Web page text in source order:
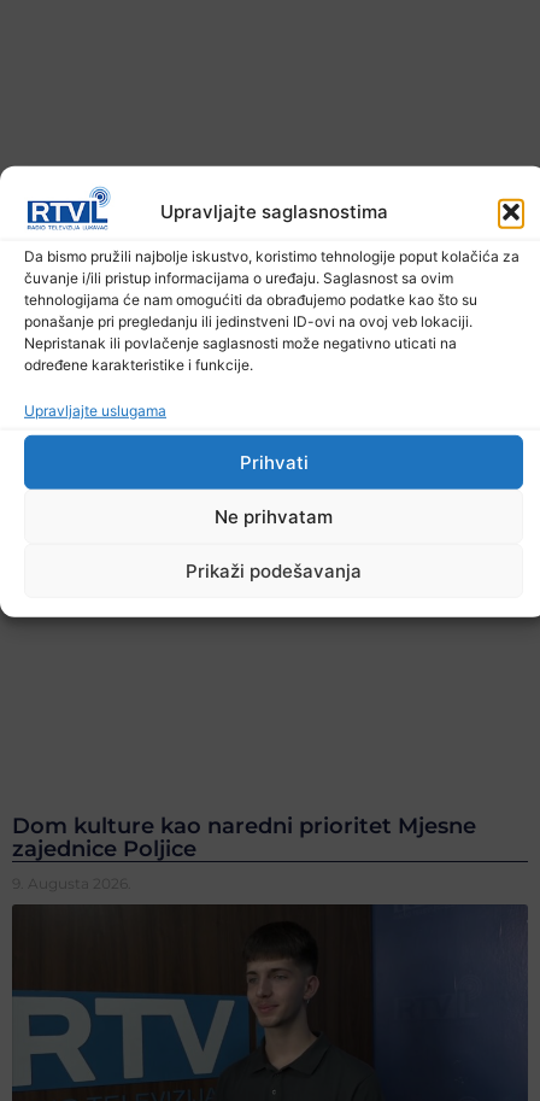
Upravljajte saglasnostima
Da bismo pružili najbolje iskustvo, koristimo tehnologije poput kolačića za
čuvanje i/ili pristup informacijama o uređaju. Saglasnost sa ovim
tehnologijama će nam omogućiti da obrađujemo podatke kao što su
ponašanje pri pregledanju ili jedinstveni ID-ovi na ovoj veb lokaciji.
Nepristanak ili povlačenje saglasnosti može negativno uticati na
određene karakteristike i funkcije.
Upravljajte uslugama
Prihvati
Ne prihvatam
Prikaži podešavanja
Šta jesti i piti tokom ljetnih vrućina
9. Augusta 2026.
Dom kulture kao naredni prioritet Mjesne
zajednice Poljice
9. Augusta 2026.